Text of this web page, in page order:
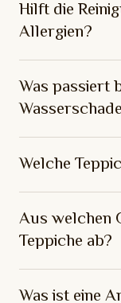
Hilft die
Allergien?
Was passiert
Welche
Aus welchen
Teppiche ab?
Was ist eine